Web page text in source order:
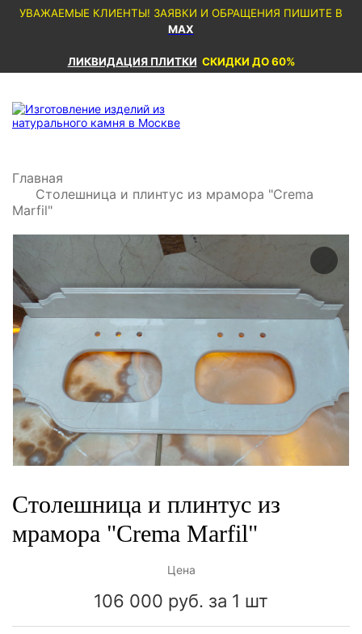
УВАЖАЕМЫЕ КЛИЕНТЫ! ЗАЯВКИ И ОБРАЩЕНИЯ ПИШИТЕ В
MAX
ЛИКВИДАЦИЯ ПЛИТКИ СКИДКИ ДО 60%
Главная
Столешница и плинтус из мрамора "Crema
Marfil"
Столешница и плинтус из
мрамора "Crema Marfil"
Цена
106 000 руб. за 1 шт